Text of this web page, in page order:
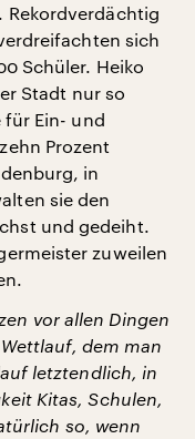
Rekordverdächtig
sich
Schüler. Heiko
Stadt nur so
Ein- und
Prozent
in
sie den
und gedeiht.
zuweilen
vor allen Dingen
dem man
letztendlich, in
Kitas, Schulen,
so, wenn